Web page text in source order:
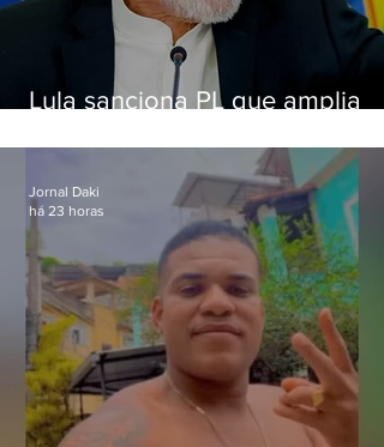
Lula sanciona PL que amplia
crianças
Jornal Daki
há 23 horas